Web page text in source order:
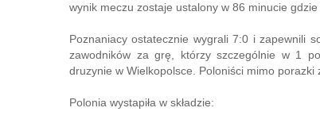
wynik meczu zostaje ustalony w 86 minucie
Poznaniacy ostatecznie wygrali 7:0 i zapewnili
zawodników za grę, którzy szczególnie w 1
druzynie w Wielkopolsce. Poloniści mimo
Polonia wystapiła w składzie: